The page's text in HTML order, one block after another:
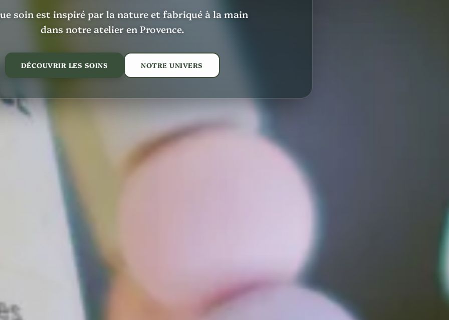
soin est inspiré par la nature et fabriqué à la main
dans notre atelier en Provence.
DÉCOUVRIR LES SOINS NOTRE UNIVERS